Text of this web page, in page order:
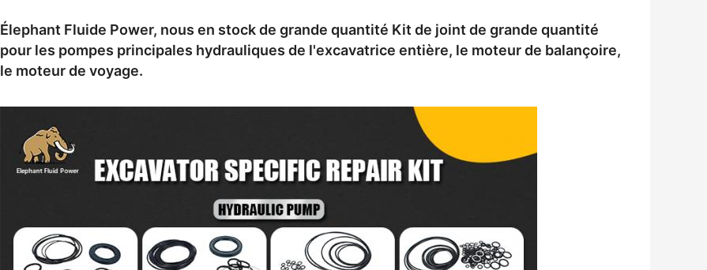
Élephant Fluide Power, nous en stock de grande quantité Kit de joint de grande quantité
pour les pompes principales hydrauliques de l'excavatrice entière, le moteur de balançoire,
le moteur de voyage.